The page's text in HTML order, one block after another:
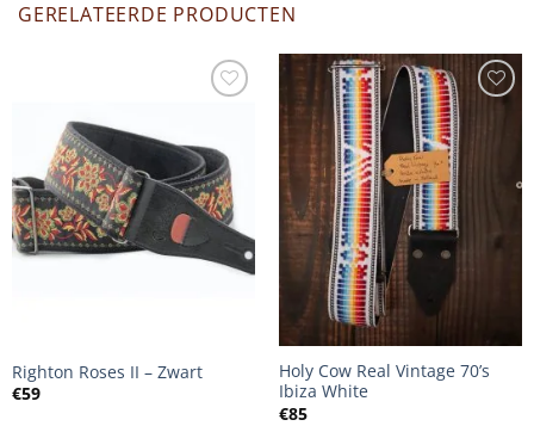
GERELATEERDE PRODUCTEN
Righton Roses II – Zwart
€59
Holy Cow Real Vintage 70’s
Ibiza White
€85